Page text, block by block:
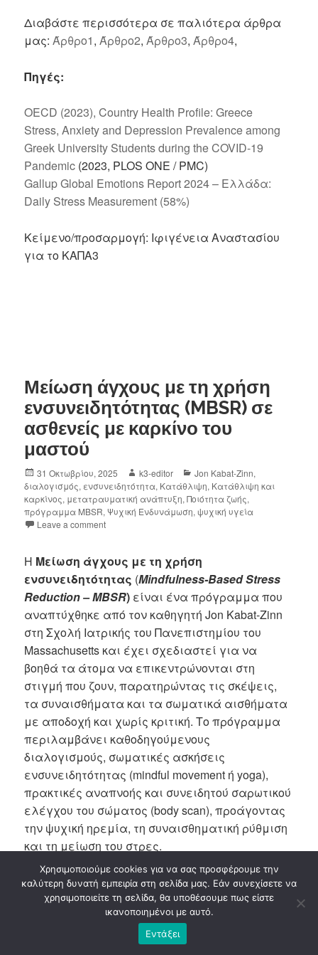
Διαβάστε περισσότερα σε παλιότερα άρθρα
μας:Άρθρο1,Άρθρο2,Άρθρο3,Άρθρο4,
Πηγές:
OECD (2023), Country Health Profile: Greece
Stress, Anxiety and Depression Prevalence among
Greek University Students during the COVID-19
Pandemic (2023, PLOS ONE / PMC)
Gallup Global Emotions Report 2024 – Ελλάδα:
Daily Stress Measurement (58%)
Κείμενο/προσαρμογή: Ιφιγένεια Αναστασίου
για το ΚΑΠΑ3
Μείωση άγχους με τη χρήση
ενσυνειδητότητας (MBSR) σε
ασθενείς με καρκίνο του
μαστού
31 Οκτωβρίου, 2025 k3-editor Jon Kabat-Zinn,
διαλογισμός, ενσυνειδητότητα, Κατάθλιψη, Κατάθλιψη και
καρκίνος, μετατραυματική ανάπτυξη,Ποιότητα ζωής,
πρόγραμμα MBSR,Ψυχική Ενδυνάμωση,ψυχική υγεία
Leave a comment
Η Μείωση άγχους με τη χρήση
ενσυνειδητότητας (Mindfulness-Based Stress
Reduction – MBSR) είναι ένα πρόγραμμα που
αναπτύχθηκε από τον καθηγητή Jon Kabat-Zinn
στη Σχολή Ιατρικής του Πανεπιστημίου του
Massachusetts και έχει σχεδιαστεί για να
βοηθά τα άτομα να επικεντρώνονται στη
στιγμή που ζουν, παρατηρώντας τις σκέψεις,
τα συναισθήματα και τα σωματικά αισθήματα
με αποδοχή και χωρίς κριτική. Το πρόγραμμα
περιλαμβάνει καθοδηγούμενους
διαλογισμούς, σωματικές ασκήσεις
ενσυνειδητότητας (mindful movement ή yoga),
πρακτικές αναπνοής και συνειδητού σαρωτικού
ελέγχου του σώματος (body scan), προάγοντας
την ψυχική ηρεμία, τη συναισθηματική ρύθμιση
και τη μείωση του στρες.
Όπως ήταν αναμενόμενο, η συγκεκριμένη
μέθοδος έχει αξιοποιηθεί για τη μείωση των
συμπτωμάτων και τηβελτίωση της ποιότητας
ζωής σε ογκολογικούς ασθενείς
Χρησιμοποιούμε cookies για να σας προσφέρουμε την
καλύτερη δυνατή εμπειρία στη σελίδα μας. Εάν συνεχίσετε να
χρησιμοποιείτε τη σελίδα, θα υποθέσουμε πως είστε
ικανοποιημένοι με αυτό.
Εντάξει